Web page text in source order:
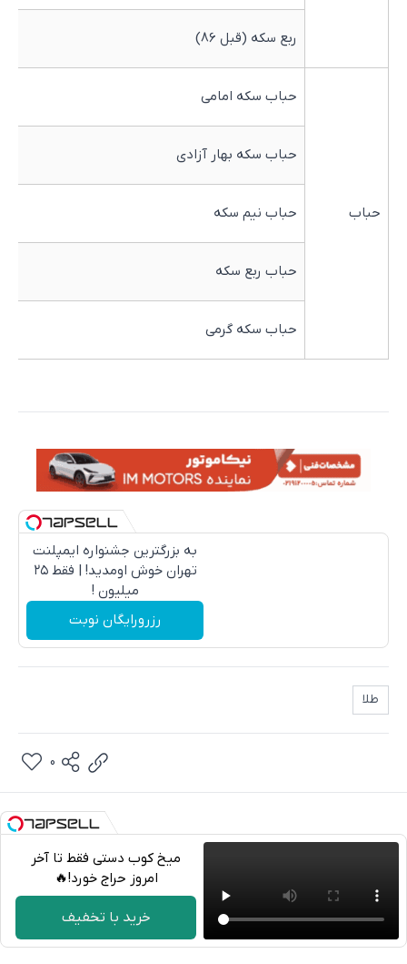
ربع سکه (قبل 86)
حباب
حباب سکه امامی
حباب سکه بهار آزادی
حباب نیم سکه
حباب ربع سکه
حباب سکه گرمی
به بزرگترین جشنواره ایمپلنت
تهران خوش اومدید! | فقط ۲۵
میلیون !
رزرورایگان نوبت
طلا
تلگرام
واتساپ
0
میخ کوب دستی فقط تا آخر
امروز حراج خورد!🔥
خرید با تخفیف